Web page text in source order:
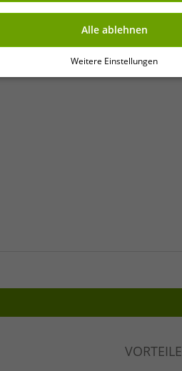
VORTEILE
Alle ablehnen
Weitere Einstellungen